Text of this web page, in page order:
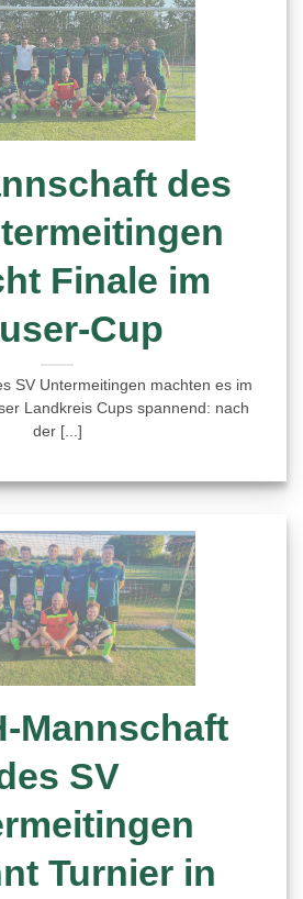
des
Finale im
Cup
SV Untermeitingen machten es im
Landkreis Cups spannend: nach
der [...]
Mannschaft
SV
Turnier in